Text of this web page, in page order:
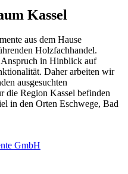
Kassel
aus dem Hause
Holzfachhandel.
Anspruch in Hinblick auf
Daher arbeiten wir
ausgesuchten
die Region Kassel befinden
in den Orten Eschwege, Bad
GmbH